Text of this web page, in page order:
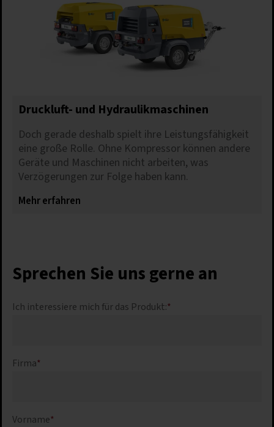
Druckluft- und Hydraulikmaschinen
Doch gerade deshalb spielt ihre Leistungsfähigkeit
eine große Rolle. Ohne Kompressor können andere
Geräte und Maschinen nicht arbeiten, was
Verzögerungen zur Folge haben kann.
Mehr erfahren
Sprechen Sie uns gerne an
Ich interessiere mich für das Produkt:*
Firma*
Vorname*